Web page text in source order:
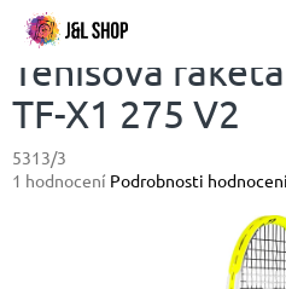
Přejít
obsahTenisová
TF-X1 275 V2
5313/3
Průměrné
1 hodnocení Podrobnosti